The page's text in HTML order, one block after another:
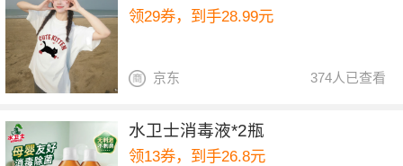
领29券，到手28.99元
374人已查看
京东
水卫士消毒液*2瓶
领13券，到手26.8元